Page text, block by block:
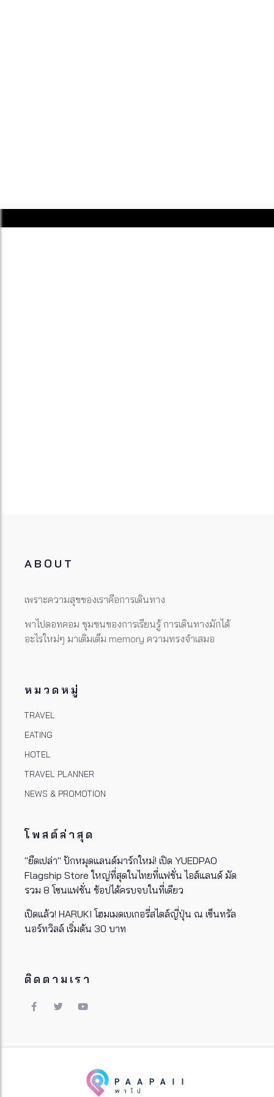
ABOUT
เพราะความสุขของเราคือการเดินทาง
พาไปดอทคอม ชุมชนของการเรียนรู้ การเดินทางมักได้
อะไรใหม่ๆ มาเติมเต็ม memory ความทรงจำเสมอ
หมวดหมู่
TRAVEL
EATING
HOTEL
TRAVEL PLANNER
NEWS & PROMOTION
โพสต์ล่าสุด
"ยืดเปล่า" ปักหมุดแลนด์มาร์กใหม่! เปิด YUEDPAO
Flagship Store ใหญ่ที่สุดในไทยที่แฟชั่น ไอส์แลนด์ มัด
รวม 8 โซนแฟชั่น ช้อปได้ครบจบในที่เดียว
เปิดแล้ว! HARUKI โฮมเมดเบเกอรี่สไตล์ญี่ปุ่น ณ เซ็นทรัล
นอร์ทวิลล์ เริ่มต้น 30 บาท
ติดตามเรา